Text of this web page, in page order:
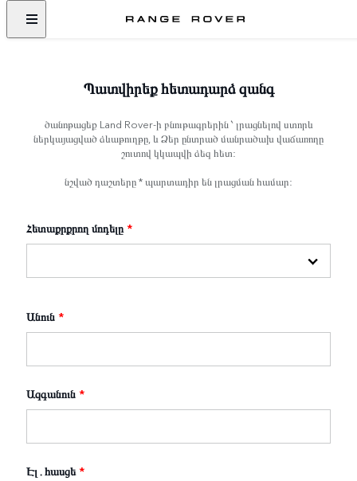
Պատվիրեք հետադարձ զանգ
ծանոթացեք Land Rover-ի բնութագրերին ՝ լրացնելով ստորև
ներկայացված ձևաթուղթը, և Ձեր ընտրած մանրածախ վաճառողը
շուտով կկապվի ձեզ հետ:
նշված դաշտերը * պարտադիր են լրացման համար:
Հետաքրքրող մոդելը *
Անուն *
Ազգանուն *
Էլ․հասցե *